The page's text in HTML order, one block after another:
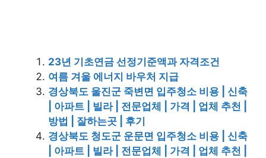
23년 기초연금 선정기준액과 자격조건
여름 겨울 에너지 바우처 지급
경상북도 울진군 죽변면 입주청소 비용 | 신축
| 아파트 | 빌라 | 전문업체 | 가격 | 업체 추천 |
방법 | 잘하는곳 | 후기
경상북도 청도군 운문면 입주청소 비용 | 신축
| 아파트 | 빌라 | 전문업체 | 가격 | 업체 추천 |